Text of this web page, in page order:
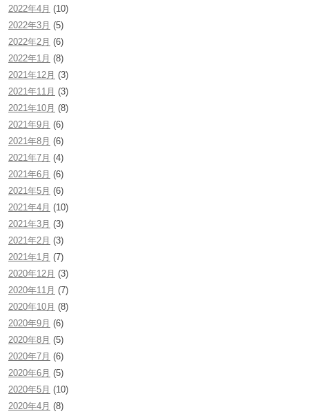
2022年4月 (10)
2022年3月 (5)
2022年2月 (6)
2022年1月 (8)
2021年12月 (3)
2021年11月 (3)
2021年10月 (8)
2021年9月 (6)
2021年8月 (6)
2021年7月 (4)
2021年6月 (6)
2021年5月 (6)
2021年4月 (10)
2021年3月 (3)
2021年2月 (3)
2021年1月 (7)
2020年12月 (3)
2020年11月 (7)
2020年10月 (8)
2020年9月 (6)
2020年8月 (5)
2020年7月 (6)
2020年6月 (5)
2020年5月 (10)
2020年4月 (8)